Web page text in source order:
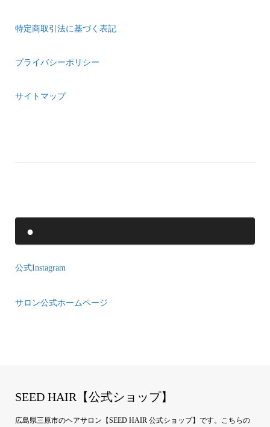
特定商取引法に基づく表記
プライバシーポリシー
サイトマップ
●
公式Instagram
サロン公式ホームページ
SEED HAIR【公式ショップ】
広島県三原市のヘアサロン【SEED HAIR 公式ショップ】です。こちらの